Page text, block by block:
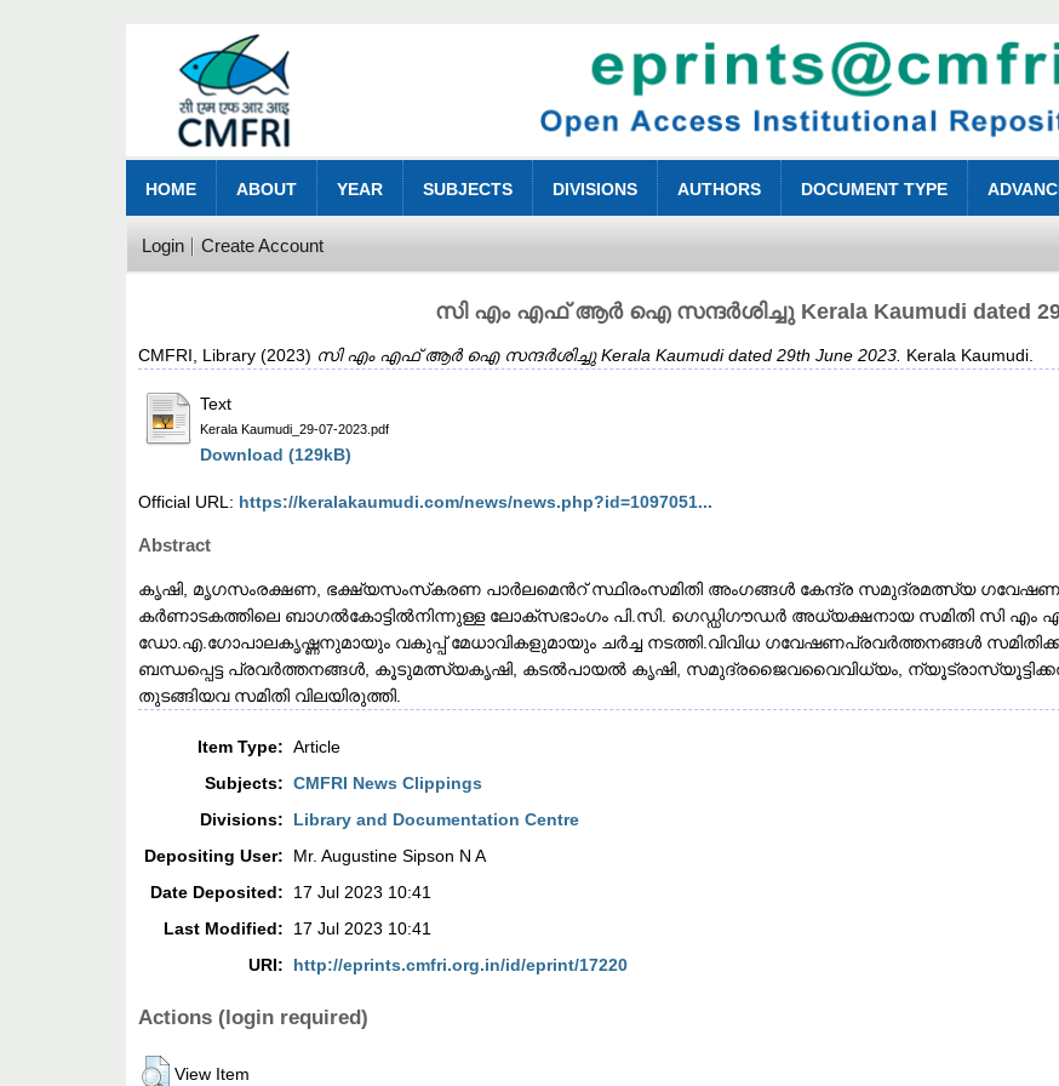
HOME ABOUT YEAR SUBJECTS DIVISIONS AUTHORS DOCUMENT TYPE
Login Create Account
സി എം എഫ് ആർ ഐ സന്ദർശിച്ചു Kerala Kaumudi dated
CMFRI, Library (2023) സി എം എഫ് ആർ ഐ സന്ദർശിച്ചു Kerala Kaumudi dated 29th June 2023. Kerala Kaumudi.
Text
Kerala Kaumudi_29-07-2023.pdf
Download (129kB)
Official URL: https://keralakaumudi.com/news/news.php?id=1097051...
Abstract
കൃഷി, മൃഗസംരക്ഷണ, ഭക്ഷ്യസംസ്‌കരണ പാർലമെൻറ് സ്ഥിരംസമിതി അംഗങ്ങൾ കേന്ദ്ര സമുദ്രമത്സ്യ
കർണാടകത്തിലെ ബാഗൽകോട്ടിൽനിന്നുള്ള ലോക്‌സഭാംഗം പി.സി. ഗെഡ്ഡിഗൗഡർ അധ്യക്ഷനായ സമിതി സി
ഡോ.എ.ഗോപാലകൃഷ്ണനുമായും വകുപ്പ് മേധാവികളുമായും ചർച്ച നടത്തി.വിവിധ ഗവേഷണപ്രവർത്തനങ്ങൾ
ബന്ധപ്പെട്ട പ്രവർത്തനങ്ങൾ, കൂടുമത്സ്യകൃഷി, കടൽപായൽ കൃഷി, സമുദ്രജൈവവൈവിധ്യം,
തുടങ്ങിയവ സമിതി വിലയിരുത്തി.
Item Type: Article
Subjects: CMFRI News Clippings
Divisions:
Library and Documentation Centre
Depositing User:
Mr. Augustine Sipson N A
Date Deposited:
17 Jul 2023 10:41
Last Modified:
17 Jul 2023 10:41
URI:
http://eprints.cmfri.org.in/id/eprint/17220
Actions (login required)
View Item